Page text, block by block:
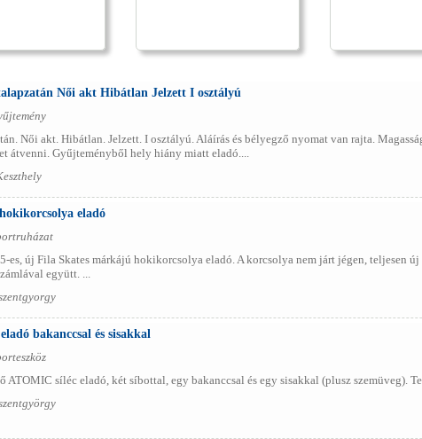
Női akt Hibátlan Jelzett I osztályú
Női akt. Hibátlan. Jelzett. I osztályú. Aláírás és bélyegző nyomat van rajta.
átvenni. Gyűjteményből hely hiány miatt eladó....
eladó
es, új Fila Skates márkájú hokikorcsolya eladó. A korcsolya nem járt jégen, teljesen
együtt. ...
bakanccsal és sisakkal
síléc eladó, két síbottal, egy bakanccsal és egy sisakkal (plusz szemüveg).